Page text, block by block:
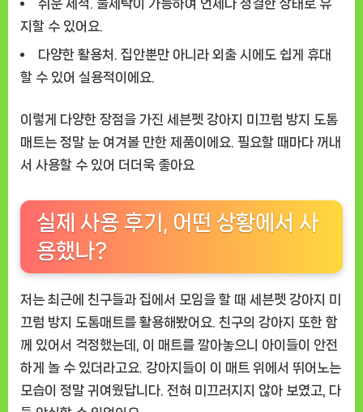
쉬운 세척.
물세탁이 가능하여 언제나 청결한 상태로 유
지할 수 있어요.
다양한 활용처.
집안뿐만 아니라 외출 시에도 쉽게 휴대
할 수 있어 실용적이에요.
이렇게 다양한 장점을 가진 세븐펫 강아지 미끄럼 방지 도톰
매트는 정말 눈 여겨볼 만한 제품이에요. 필요할 때마다 꺼내
서 사용할 수 있어 더더욱 좋아요
실제 사용 후기, 어떤 상황에서 사
용했나?
저는 최근에 친구들과 집에서 모임을 할 때 세븐펫 강아지 미
끄럼 방지 도톰매트를 활용해봤어요. 친구의 강아지 또한 함
께 있어서 걱정했는데, 이 매트를 깔아놓으니 아이들이 안전
하게 놀 수 있더라고요. 강아지들이 이 매트 위에서 뛰어노는
모습이 정말 귀여웠답니다. 전혀 미끄러지지 않아 보였고, 다